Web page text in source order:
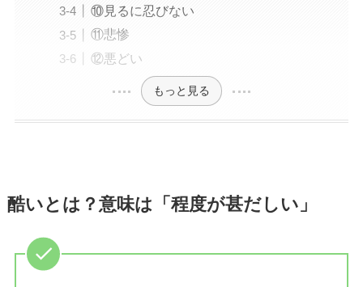
⑩見るに忍びない
⑪悲惨
⑫悪どい
もっと見る
酷いとは？意味は「程度が甚だしい」